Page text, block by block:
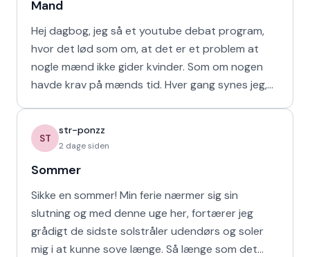
Mand
Hej dagbog, jeg så et youtube debat program,
hvor det lød som om, at det er et problem at
nogle mænd ikke gider kvinder. Som om nogen
havde krav på mænds tid. Hver gang synes jeg,
ST
str-ponzz
2 dage siden
Sommer
Sikke en sommer! Min ferie nærmer sig sin
slutning og med denne uge her, fortærer jeg
grådigt de sidste solstråler udendørs og soler
mig i at kunne sove længe. Så længe som det